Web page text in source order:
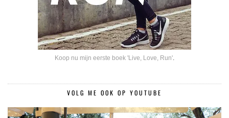
Koop nu mijn eerste boek 'Live, Love, Run'.
VOLG ME OOK OP YOUTUBE